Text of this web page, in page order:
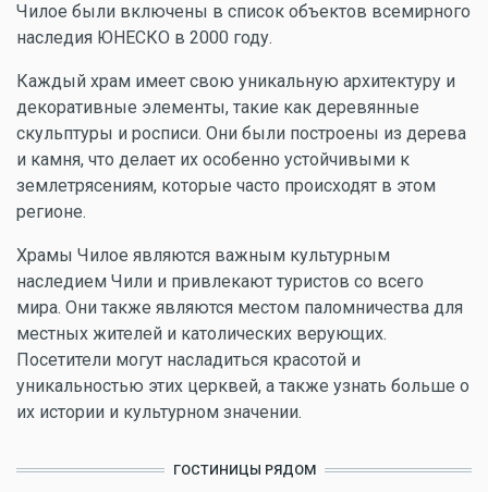
Чилое были включены в список объектов всемирного
наследия ЮНЕСКО в 2000 году.
Каждый храм имеет свою уникальную архитектуру и
декоративные элементы, такие как деревянные
скульптуры и росписи. Они были построены из дерева
и камня, что делает их особенно устойчивыми к
землетрясениям, которые часто происходят в этом
регионе.
Храмы Чилое являются важным культурным
наследием Чили и привлекают туристов со всего
мира. Они также являются местом паломничества для
местных жителей и католических верующих.
Посетители могут насладиться красотой и
уникальностью этих церквей, а также узнать больше о
их истории и культурном значении.
ГОСТИНИЦЫ РЯДОМ